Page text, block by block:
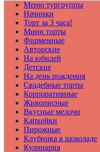
Меню тургруппы
Начинки
Торт за 3 часа!
Мини торты
Фирменные
Авторские
На юбилей
Детские
На день рождения
Свадебные торты
Корпоративные
Живописные
Вкусные мелочи
Капкейки
Пирожные
Клубника в шоколаде
Кулинария